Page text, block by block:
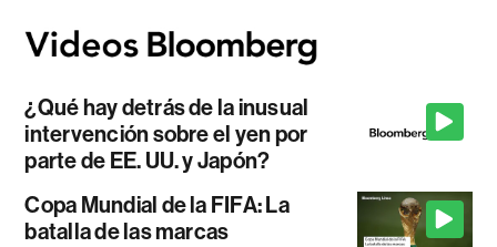
¿Qué hay detrás de la inusual
intervención sobre el yen por
parte de EE. UU. y Japón?
Copa Mundial de la FIFA: La
batalla de las marcas